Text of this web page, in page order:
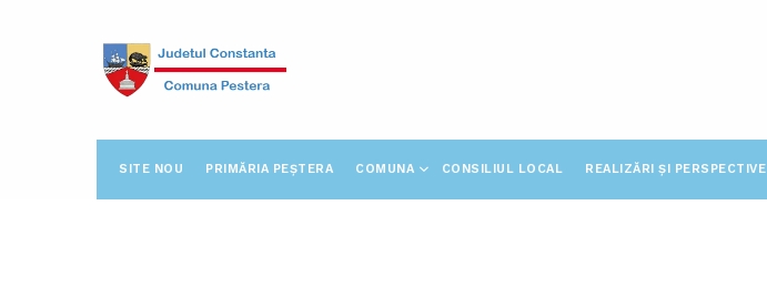
SITE NOU PRIMĂRIA PEȘTERA COMUNA CONSILIUL LOCAL REALIZĂRI ȘI PERSPECTIVE